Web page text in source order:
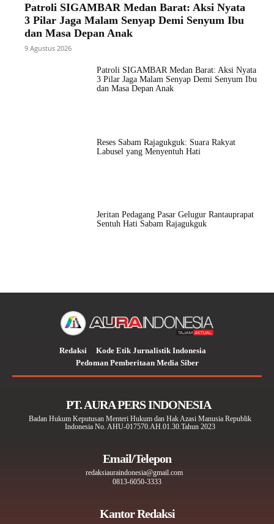
Patroli SIGAMBAR Medan Barat: Aksi Nyata
3 Pilar Jaga Malam Senyap Demi Senyum Ibu
dan Masa Depan Anak
9 Agustus 2026
Patroli SIGAMBAR Medan Barat: Aksi Nyata
3 Pilar Jaga Malam Senyap Demi Senyum Ibu
dan Masa Depan Anak
Reses Sabam Rajagukguk: Suara Rakyat
Labusel yang Menyentuh Hati
Jeritan Pedagang Pasar Gelugur Rantauprapat
Sentuh Hati Sabam Rajagukguk
Redaksi
Kode Etik Jurnalistik Indonesia
Pedoman Pemberitaan Media Siber
PT. AURA PERS INDONESIA
Badan Hukum Keputusan Menteri Hukum dan Hak Azasi Manusia Republik
Indonesia No. AHU-017570.AH.01.30.Tahun 2023
Email/Telepon
redaksiauraindonesia@gmail.com
0813-6050-3333
Kantor Redaksi